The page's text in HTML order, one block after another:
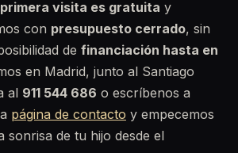
primera visita es gratuita y
con presupuesto cerrado, sin
de financiación hasta en
en Madrid, junto al Santiago
al 911 544 686 o escríbenos a
página de contacto y empecemos
sonrisa de tu hijo desde el